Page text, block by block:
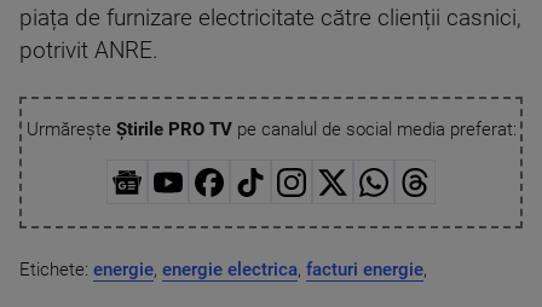
piața de furnizare electricitate către clienții casnici,
potrivit ANRE.
Urmărește Știrile PRO TVpe canalul de social media preferat:
Etichete: energie, energie electrica, facturi energie,